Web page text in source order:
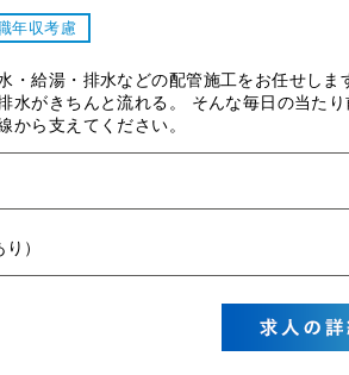
年収考慮
・給湯・排水などの配管施工をお任せしま
水がきちんと流れる。 そんな毎日の当た
から支えてください。
）